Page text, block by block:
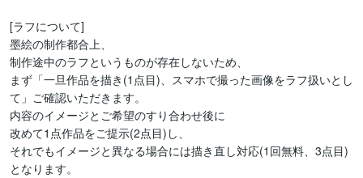
[ラフについて]
墨絵の制作都合上、
制作途中のラフというものが存在しないため、
まず「一旦作品を描き(1点目)、スマホで撮った画像をラフ扱いとし
て」ご確認いただきます。
内容のイメージとご希望のすり合わせ後に
改めて1点作品をご提示(2点目)し、
それでもイメージと異なる場合には描き直し対応(1回無料、3点目)
となります。